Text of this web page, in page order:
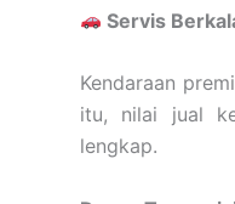
Servis
Kendaraan
itu, nilai jual
lengkap.